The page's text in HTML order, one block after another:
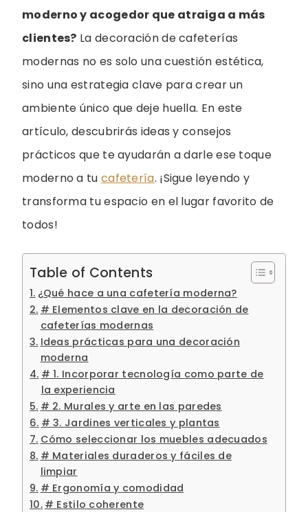
moderno y acogedor que atraiga a más
clientes? La decoración de cafeterías
modernas no es solo una cuestión estética,
sino una estrategia clave para crear un
ambiente único que deje huella. En este
artículo, descubrirás ideas y consejos
prácticos que te ayudarán a darle ese toque
moderno a tu cafetería. ¡Sigue leyendo y
transforma tu espacio en el lugar favorito de
todos!
Table of Contents
¿Qué hace a una cafetería moderna?
# Elementos clave en la decoración de
cafeterías modernas
Ideas prácticas para una decoración
moderna
# 1. Incorporar tecnología como parte de
la experiencia
# 2. Murales y arte en las paredes
# 3. Jardines verticales y plantas
Cómo seleccionar los muebles adecuados
# Materiales duraderos y fáciles de
limpiar
# Ergonomía y comodidad
# Estilo coherente